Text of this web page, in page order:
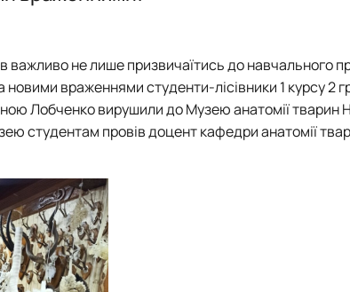
2026студентів-лісівників”
важливо не лише призвичаїтись до навчального
враженнями студенти-лісівники 1 курсу 2
Лобченко вирушили до Музею анатомії тварин
студентам провів доцент кафедри анатомії